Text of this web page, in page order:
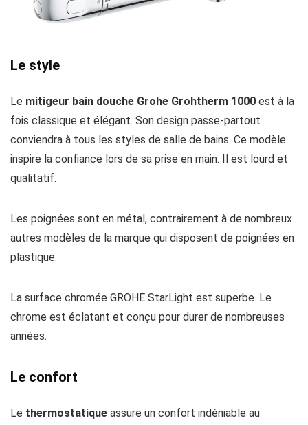
Le style
Le mitigeur bain douche Grohe Grohtherm 1000 est à la
fois classique et élégant. Son design passe-partout
conviendra à tous les styles de salle de bains. Ce modèle
inspire la confiance lors de sa prise en main. Il est lourd et
qualitatif.
Les poignées sont en métal, contrairement à de nombreux
autres modèles de la marque qui disposent de poignées en
plastique.
La surface chromée GROHE StarLight est superbe. Le
chrome est éclatant et conçu pour durer de nombreuses
années.
Le confort
Le thermostatique assure un confort indéniable au